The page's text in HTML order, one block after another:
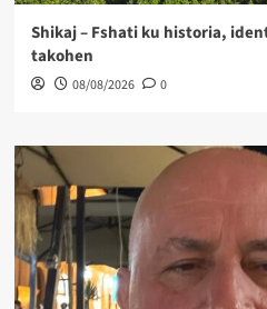
Shikaj – Fshati ku historia,
takohen
08/08/2026 0